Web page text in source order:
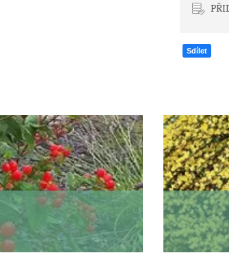
výškycca 1–
jemnými
na
Sdílet